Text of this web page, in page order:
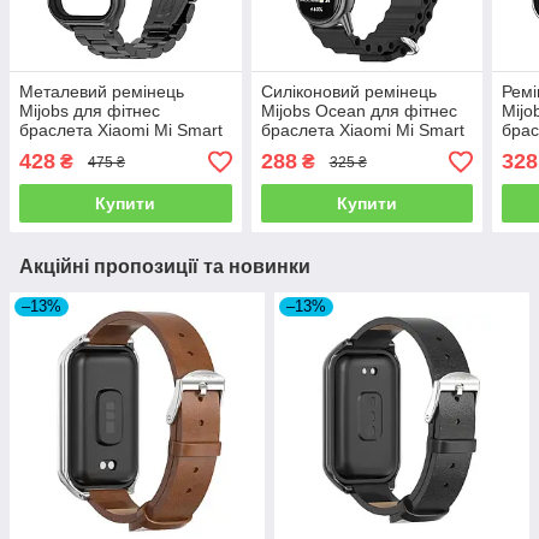
Металевий ремінець
Mijobs для фітнес
браслета Xiaomi Mi Smart
Band 8 Active - Black
428 ₴ 475 ₴
Купити
Силіконовий ремінець
Mijobs Ocean для фітнес
браслета Xiaomi Mi Smart
Band 8 - Black
288₴ 325 ₴
Купити
328
Акційні пропозиції та новинки
–13% –13%